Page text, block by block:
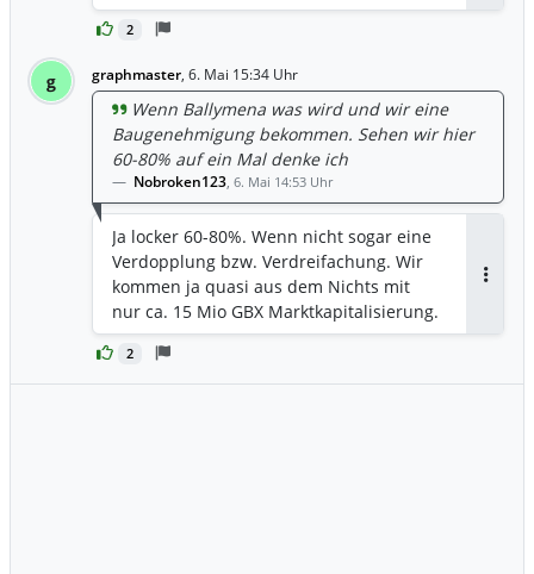
2
g graphmaster, 6. Mai 15:34 Uhr
2
Wenn Ballymena was wird und wir eine
Baugenehmigung bekommen. Sehen wir hier
60-80% auf ein Mal denke ich
Nobroken123, 6. Mai 14:53 Uhr
Ja locker 60-80%. Wenn nicht sogar eine
Verdopplung bzw. Verdreifachung. Wir
kommen ja quasi aus dem Nichts mit
nur ca. 15 Mio GBX Marktkapitalisierung.